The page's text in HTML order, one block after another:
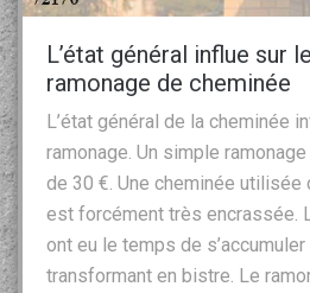
L’état général influe sur
ramonage de cheminée
L’état général de la cheminée
ramonage. Un simple
de 30 €. Une cheminée utilisée
est forcément très encrassée.
ont eu le temps de
transformant en bistre. Le